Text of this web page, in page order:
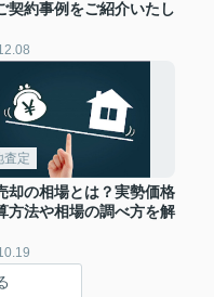
契約事例をご紹介いたし
査定
却の相場とは？実勢価格
方法や相場の調べ方を解